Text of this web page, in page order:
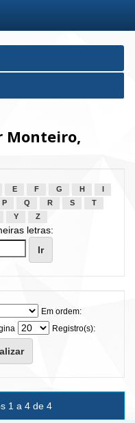
Monteiro,
E F G H
P Q R S
T
Y Z
letras:
Em ordem:
Registro(s):
1 a 4 de 4